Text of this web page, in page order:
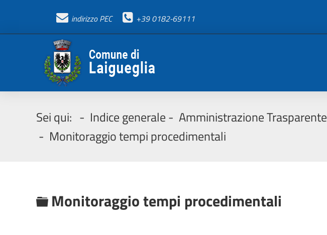
indirizzo PEC +39 0182-69111
Sei qui: Indice generale Amministrazione Trasparente
Monitoraggio tempi procedimentali
CMonitoraggio tempi procedimentali